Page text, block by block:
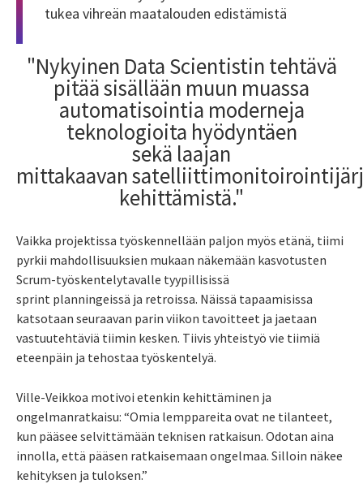
tukea vihreän maatalouden edistämistä
"Nykyinen Data Scientistin tehtävä
pitää sisällään muun muassa
automatisointia moderneja
teknologioita hyödyntäen
sekä laajan
mittakaavan
kehittämistä."
Vaikka projektissa työskennellään paljon myös etänä, tiimi
pyrkii mahdollisuuksien mukaan näkemään kasvotusten
Scrum-työskentelytavalle tyypillisissä
sprint planningeissä ja retroissa. Näissä tapaamisissa
katsotaan seuraavan parin viikon tavoitteet ja jaetaan
vastuutehtäviä tiimin kesken. Tiivis yhteistyö vie tiimiä
eteenpäin ja tehostaa työskentelyä.
Ville-Veikkoa motivoi etenkin kehittäminen ja
ongelmanratkaisu: “Omia lemppareita ovat ne tilanteet,
kun pääsee selvittämään teknisen ratkaisun. Odotan aina
innolla, että pääsen ratkaisemaan ongelmaa. Silloin näkee
kehityksen ja tuloksen.”